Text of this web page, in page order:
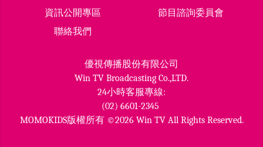
資訊公開專區
節目諮詢委員會
聯絡我們
優視傳播股份有限公司
Win TV Broadcasting Co.,LTD.
24小時客服專線:
(02) 6601-2345
MOMOKIDS版權所有 ©2026 Win TV All Rights Reserved.